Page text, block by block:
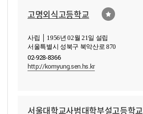
고명외식고등학교
사립 │ 1956년 02월 21일 설립
서울특별시 성북구 북악산로 870
02-928-8366
http://komyung.sen.hs.kr
서울대학교사범대학부설고등학교